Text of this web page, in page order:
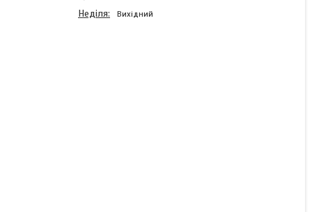
Неділя Вихідний